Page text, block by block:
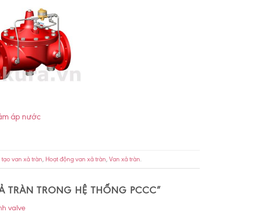
áp nước
van xả tràn Hoạt động van xả tràn Van xả tràn
TRÀN TRONG HỆ THỐNG PCCC”
valve